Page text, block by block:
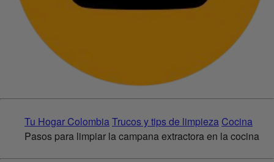
Tu Hogar ColombiaTrucos y tips de limpieza Cocina
Pasos para limpiar la campana extractora en la cocina